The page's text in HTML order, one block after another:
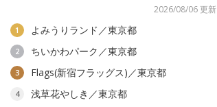
2026/08/06 更新
1 よみうりランド／東京都
2 ちいかわパーク／東京都
3 Flags(新宿フラッグス)／東京都
4 浅草花やしき／東京都